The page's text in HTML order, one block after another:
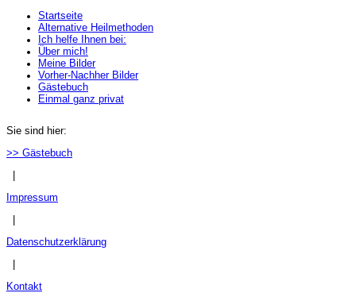
Startseite
Alternative Heilmethoden
Ich helfe Ihnen bei:
Über mich!
Meine Bilder
Vorher-Nachher Bilder
Gästebuch
Einmal ganz privat
Sie sind hier:
>> Gästebuch
Impressum
Datenschutzerklärung
Kontakt